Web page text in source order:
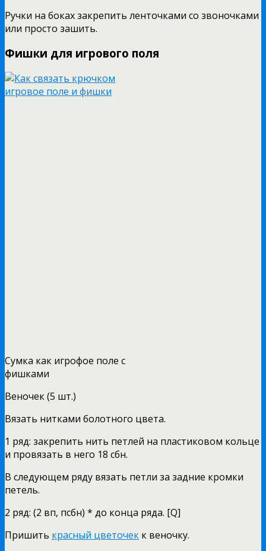
Ручки на боках закрепить ленточками со звоночками
или просто зашить.
Фишки для игрового поля
Сумка как игрофое поле с
фишками
Веночек (5 шт.)
Вязать нитками болотного цвета.
1 ряд: закрепить нить петлей на пластиковом кольце
и провязать в него 18 сбн.
В следующем ряду вязать петли за задние кромки
петель.
2 ряд: (2 вп, псбн) * до конца ряда. [Q]
Пришить красный цветочек к веночку.